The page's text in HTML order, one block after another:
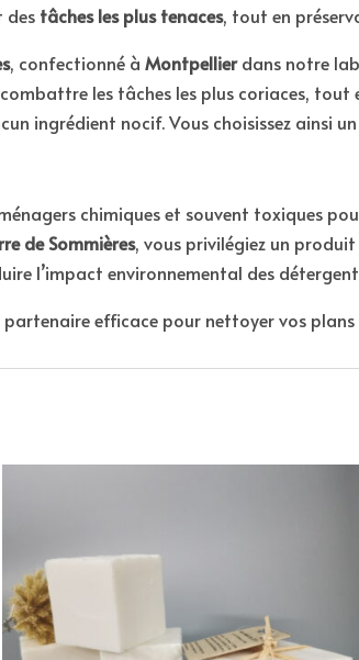
des tâches les plus tenaces, tout en
, confectionné àMontpellierdans notre
les tâches les plus coriaces,
ingrédient nocif. Vous choisissez ainsi
chimiques et souvent toxiques
de Sommières, vous privilégiez un
l’impact environnemental des
partenaire efficace pour nettoyer vos